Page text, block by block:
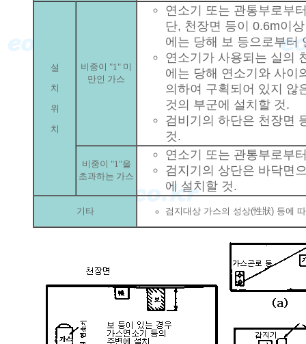
설
치
위
치
비중이 "1" 미
만인 가스
연소기 또는 관통부로부
단, 천장면 등이 0.6m이
에는 당해 보 등으로부터
연소기가 사용되는 실의
에는 당해 연소기와 사이
의하여 구획되어 있지 않
것의 부군에 설치할 것.
검비기의 하단은 천장면
것.
비중이 "1"을
초과하는 가스
연소기 또는 관통부로부
검지기의 상단은 바닥면
에 설치할 것.
기타 검지대상 가스의 성상(性狀) 등에